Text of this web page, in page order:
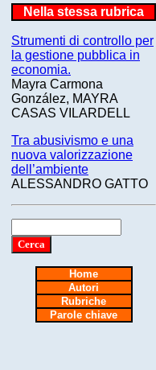
Nella stessa rubrica
Strumenti di controllo per
la gestione pubblica in
economia.
Mayra Carmona
González, MAYRA
CASAS VILARDELL
Tra abusivismo e una
nuova valorizzazione
dell’ambiente
ALESSANDRO GATTO
Home
Autori
Rubriche
Parole chiave